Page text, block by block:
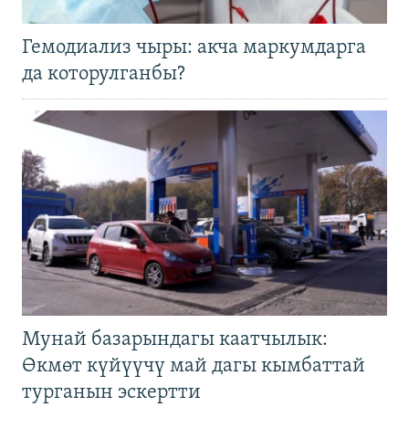
Гемодиализ чыры: акча маркумдарга
да которулганбы?
Мунай базарындагы каатчылык:
Өкмөт күйүүчү май дагы кымбаттай
турганын эскертти